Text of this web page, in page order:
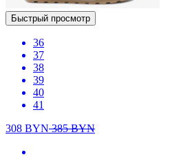
Быстрый просмотр
36
37
38
39
40
41
308 BYN385BYN